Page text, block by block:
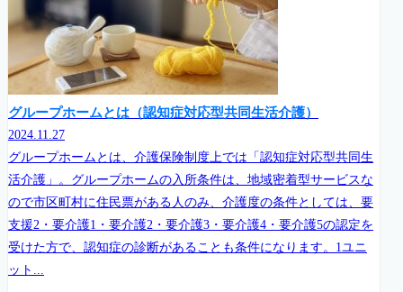
グループホームとは（認知症対応型共同生活介護）
2024.11.27
グループホームとは、介護保険制度上では「認知症対応型共同生
活介護」。グループホームの入所条件は、地域密着型サービスな
ので市区町村に住民票がある人のみ、介護度の条件としては、要
支援2・要介護1・要介護2・要介護3・要介護4・要介護5の認定を
受けた方で、認知症の診断があることも条件になります。1ユニ
ット...